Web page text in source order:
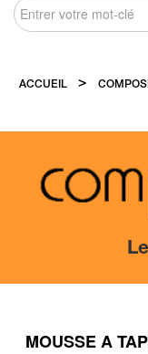
ACCUEIL >
MOUSSE A